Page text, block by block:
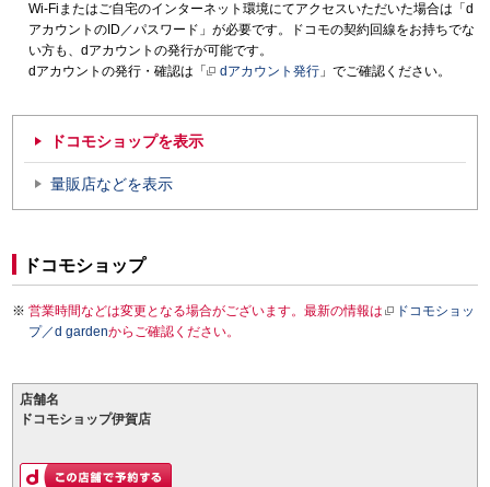
Wi-Fiまたはご自宅のインターネット環境にてアクセスいただいた場合は「d
アカウントのID／パスワード」が必要です。ドコモの契約回線をお持ちでな
い方も、dアカウントの発行が可能です。
dアカウントの発行・確認は「
dアカウント発行 」でご確認ください。
ドコモショップを表示
量販店などを表示
ドコモショップ
営業時間などは変更となる場合がございます。最新の情報は
ドコモショッ
プ／d gardenからご確認ください。
店舗名
ドコモショップ伊賀店